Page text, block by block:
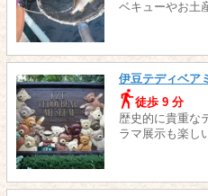
ベキューやお土
伊豆テディベア
徒歩 9 分
歴史的に貴重な
ラマ展示も楽し